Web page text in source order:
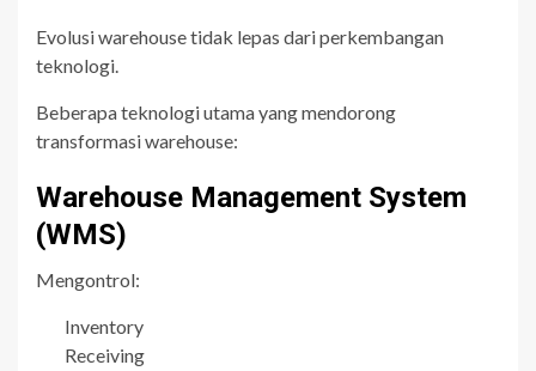
Evolusi warehouse tidak lepas dari perkembangan
teknologi.
Beberapa teknologi utama yang mendorong
transformasi warehouse:
Warehouse Management System
(WMS)
Mengontrol:
Inventory
Receiving